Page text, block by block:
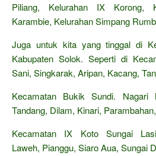
Piliang, Kelurahan IX Korong,
Karambie, Kelurahan Simpang
Juga untuk kita yang tinggal di
Kabupaten Solok. Seperti di
Sani, Singkarak, Aripan, Kacang,
Kecamatan Bukik Sundi. Nagari
Tandang, Dilam, Kinari, Parambahan,
Kecamatan IX Koto Sungai
Laweh, Pianggu, Siaro Aua, Sungai